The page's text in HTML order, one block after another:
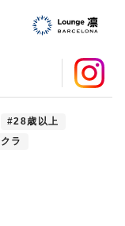
#28歳以上
ラ